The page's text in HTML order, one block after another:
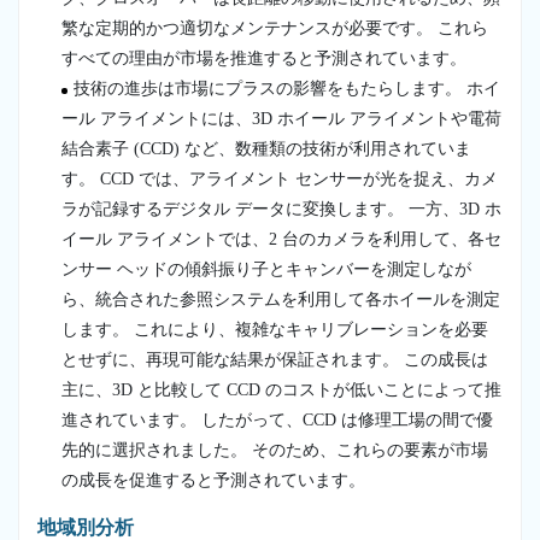
繁な定期的かつ適切なメンテナンスが必要です。 これら
すべての理由が市場を推進すると予測されています。
技術の進歩は市場にプラスの影響をもたらします。 ホイ
ール アライメントには、3D ホイール アライメントや電荷
結合素子 (CCD) など、数種類の技術が利用されていま
す。 CCD では、アライメント センサーが光を捉え、カメ
ラが記録するデジタル データに変換します。 一方、3D ホ
イール アライメントでは、2 台のカメラを利用して、各セ
ンサー ヘッドの傾斜振り子とキャンバーを測定しなが
ら、統合された参照システムを利用して各ホイールを測定
します。 これにより、複雑なキャリブレーションを必要
とせずに、再現可能な結果が保証されます。 この成長は
主に、3D と比較して CCD のコストが低いことによって推
進されています。 したがって、CCD は修理工場の間で優
先的に選択されました。 そのため、これらの要素が市場
の成長を促進すると予測されています。
地域別分析